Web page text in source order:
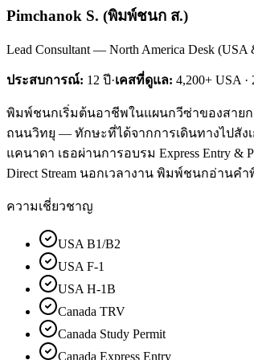
Pimchanok S. (พิมพ์ชนก ส.)
Lead Consultant — North America Desk (USA
ประสบการณ์: 12 ปี·เคสที่ดูแล: 4,200+ USA ·
พิมพ์ชนกเริ่มต้นอาชีพในแผนกวีซ่าของสายกา
ถนนวิทยุ — ทักษะที่ได้จากการเดินทางไปสังเ
แคนาดา เธอผ่านการอบรม Express Entry &
Direct Stream นอกเวลางาน พิมพ์ชนกอ่านคำพิ
ความเชี่ยวชาญ
USA B1/B2
USA F-1
USA H-1B
Canada TRV
Canada Study Permit
Canada Express Entry